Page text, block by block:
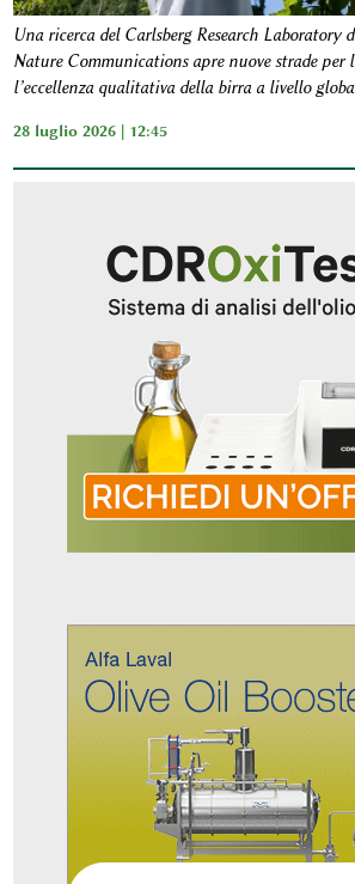
Una ricerca del Carlsberg Research Laboratory
Nature Communications apre nuove strade per
l’eccellenza qualitativa della birra a livello
28 luglio 2026 | 12:45